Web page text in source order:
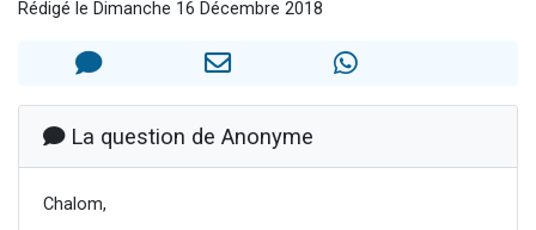
3 personnes viennent de faire un don pour Diane, 80 ans, dans un appartement insalubre
5 personnes viennent de faire un don pour Reloger Rivka, 6 enfants, victime de violences...
Rédigé le Dimanche 16 Décembre 2018
La question de Anonyme
Chalom,